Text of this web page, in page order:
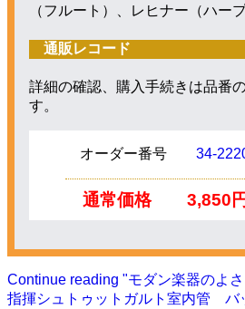
（フルート）、レヒナー（ハー
通販レコード
詳細の確認、購入手続きは品番
す。
オーダー番号 34-
通常価格 3,850円
Continue reading "モダン楽器のよ
指揮シュトゥットガルト室内管 バ